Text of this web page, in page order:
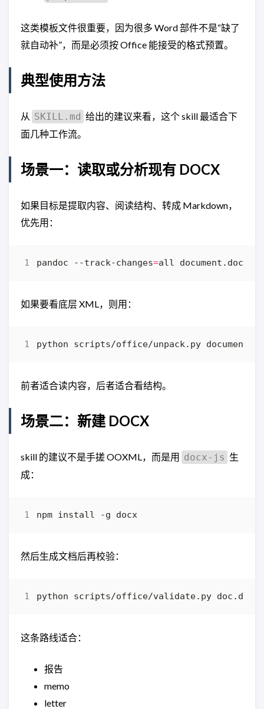
这类模板文件很重要，因为很多 Word 部件不是“缺了
就自动补”，而是必须按 Office 能接受的格式预置。
典型使用方法
从 SKILL.md 给出的建议来看，这个 skill 最适合下
面几种工作流。
场景一：读取或分析现有 DOCX
如果目标是提取内容、阅读结构、转成 Markdown，
优先用：
pandoc --track-changes=
如果要看底层 XML，则用：
前者适合读内容，后者适合看结构。
场景二：新建 DOCX
skill 的建议不是手搓 OOXML，而是用 docx-js 生
成：
然后生成文档后再校验：
这条路线适合：
报告
memo
letter